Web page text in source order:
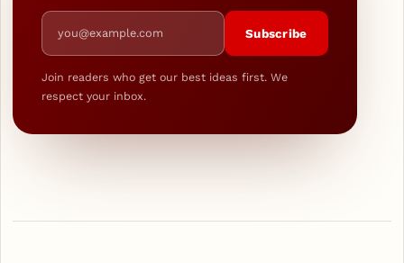
Email address
Subscribe
Join readers who get our best ideas first. We
respect your inbox.